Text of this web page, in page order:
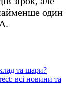
один
та шари?
всі новини та